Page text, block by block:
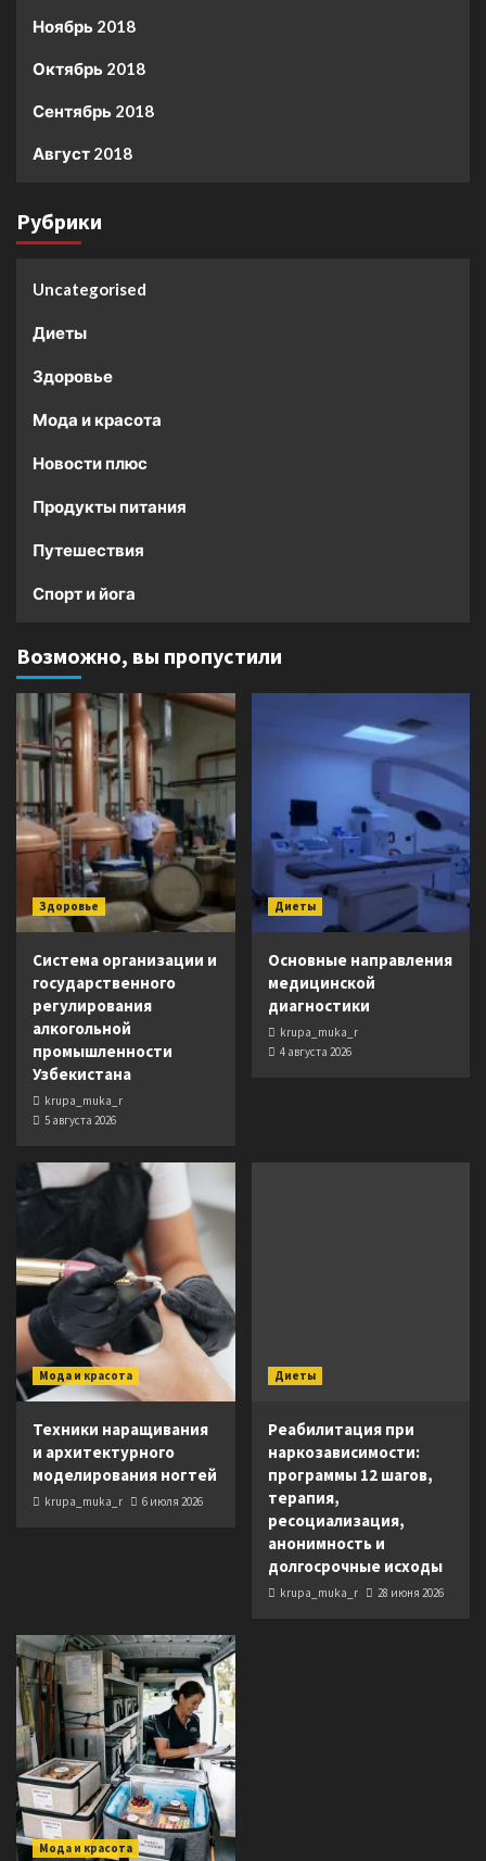
Ноябрь 2018
Октябрь 2018
Сентябрь 2018
Август 2018
Рубрики
Uncategorised
Диеты
Здоровье
Мода и красота
Новости плюс
Продукты питания
Путешествия
Спорт и йога
Возможно, вы пропустили
Здоровье
Система организации и
государственного
регулирования
алкогольной
промышленности
Узбекистана
krupa_muka_r
5 августа 2026
Диеты
Основные направления
медицинской
диагностики
krupa_muka_r
4 августа 2026
Мода и красота
Техники наращивания
и архитектурного
моделирования ногтей
krupa_muka_r 6 июля 2026
Диеты
Реабилитация при
наркозависимости:
программы 12 шагов,
терапия,
ресоциализация,
анонимность и
долгосрочные исходы
krupa_muka_r 28 июня 2026
Мода и красота